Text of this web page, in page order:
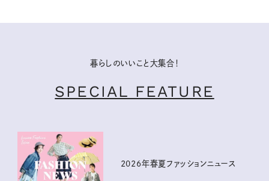
暮らしのいいこと大集合！
SPECIAL FEATURE
2026年春夏ファッションニュース